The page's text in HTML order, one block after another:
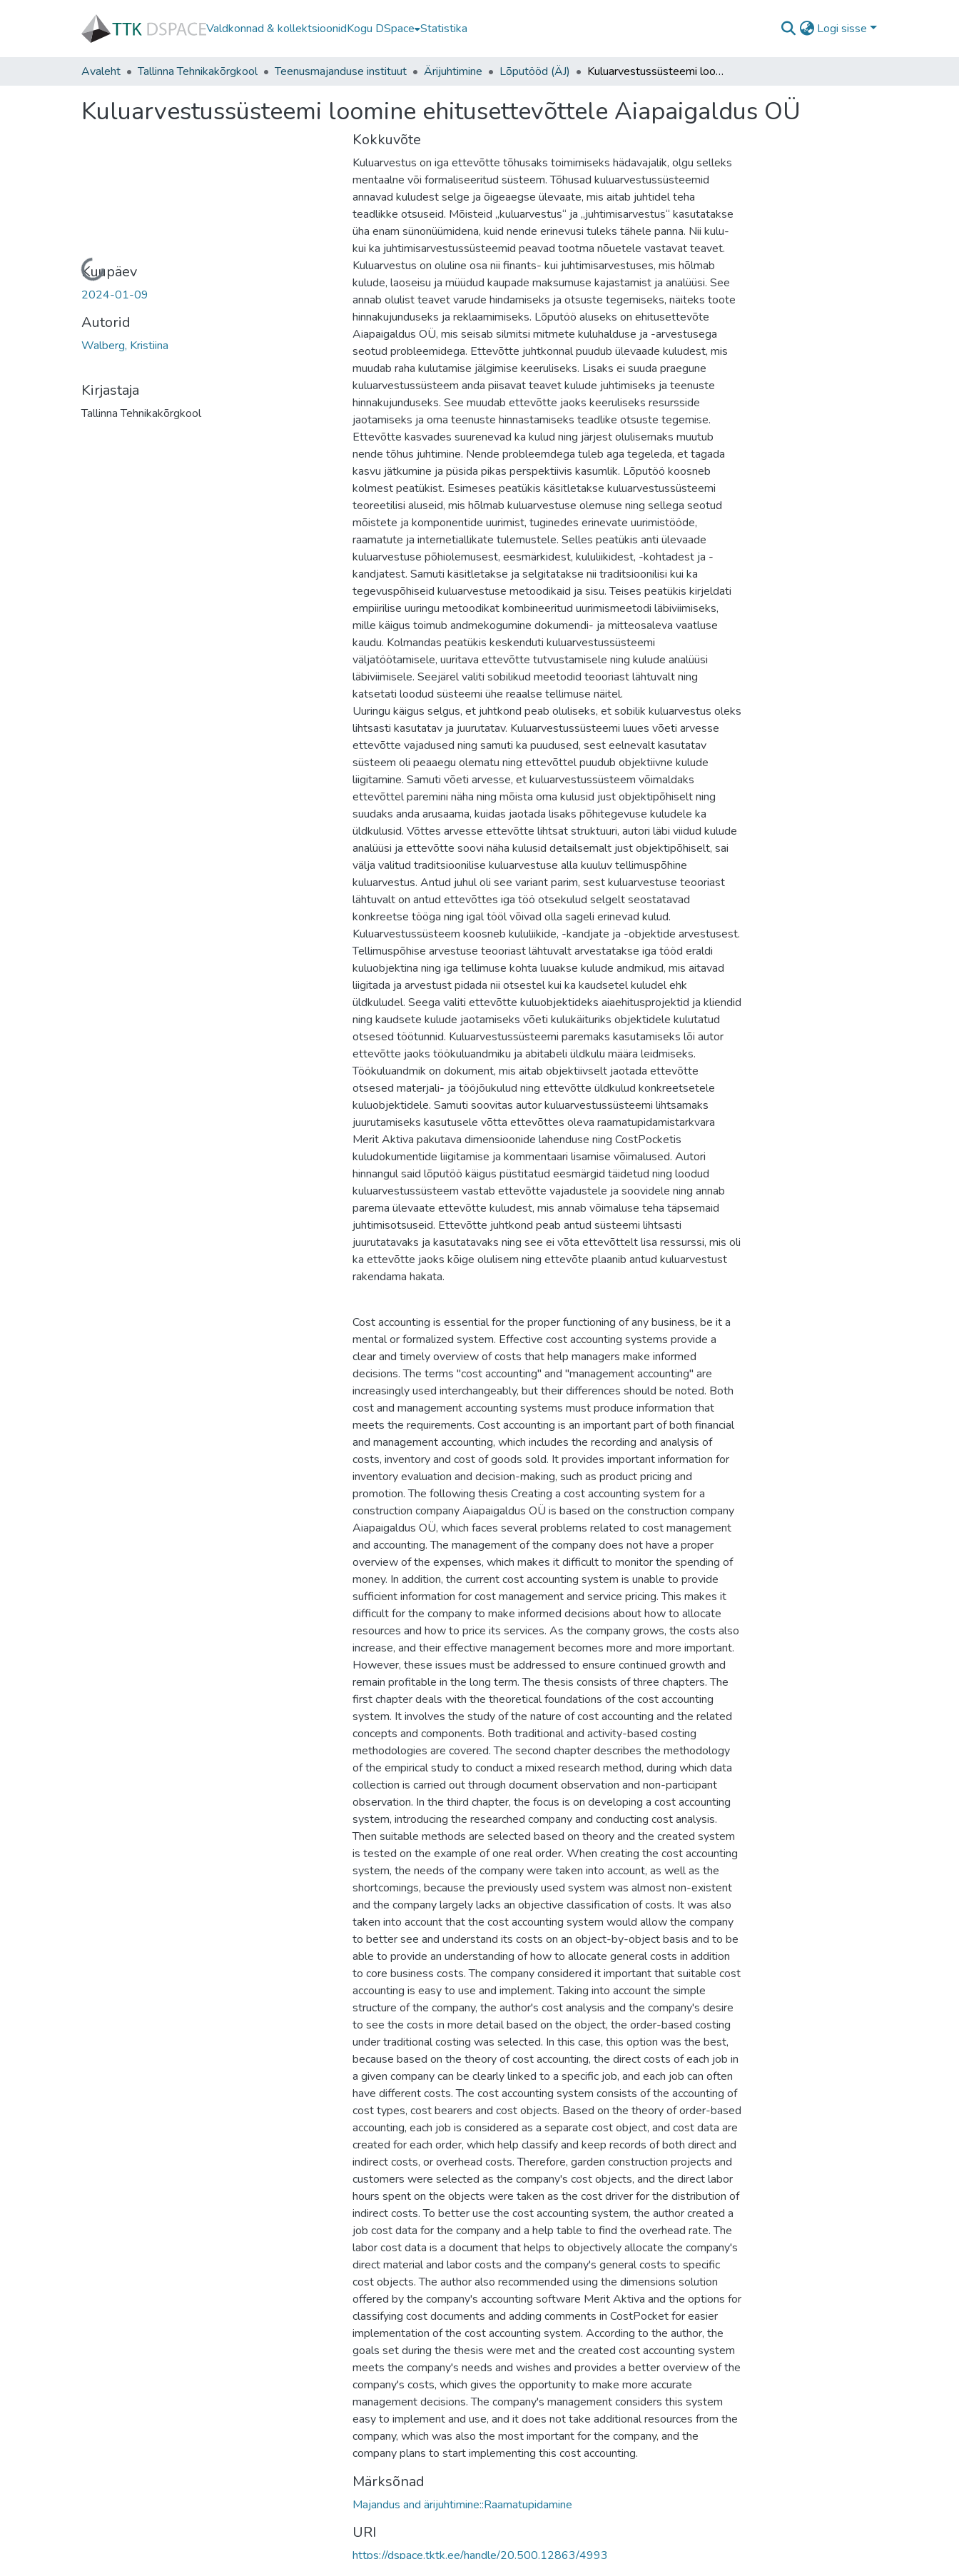
Valdkonnad & kollektsioonidKogu DSpace Statistika Logi sisse
Avaleht Tallinna Tehnikakõrgkool Teenusmajanduse instituut Ärijuhtimine Lõputööd (ÄJ) Kuluarvestussüsteemi loomine ehitusettevõttele Aiapaigaldus OÜ
Kuluarvestussüsteemi loomine ehitusettevõttele Aiapaigaldus OÜ
Laadimine ...
Kuupäev
2024-01-09
Autorid
Walberg, Kristiina
Kirjastaja
Tallinna Tehnikakõrgkool
Kokkuvõte
Kuluarvestus on iga ettevõtte tõhusaks toimimiseks hädavajalik, olgu selleks
mentaalne või formaliseeritud süsteem. Tõhusad kuluarvestussüsteemid
annavad kuludest selge ja õigeaegse ülevaate, mis aitab juhtidel teha
teadlikke otsuseid. Mõisteid „kuluarvestus“ ja „juhtimisarvestus“ kasutatakse
üha enam sünonüümidena, kuid nende erinevusi tuleks tähele panna. Nii kulu-
kui ka juhtimisarvestussüsteemid peavad tootma nõuetele vastavat teavet.
Kuluarvestus on oluline osa nii finants- kui juhtimisarvestuses, mis hõlmab
kulude, laoseisu ja müüdud kaupade maksumuse kajastamist ja analüüsi. See
annab olulist teavet varude hindamiseks ja otsuste tegemiseks, näiteks toote
hinnakujunduseks ja reklaamimiseks. Lõputöö aluseks on ehitusettevõte
Aiapaigaldus OÜ, mis seisab silmitsi mitmete kuluhalduse ja -arvestusega
seotud probleemidega. Ettevõtte juhtkonnal puudub ülevaade kuludest, mis
muudab raha kulutamise jälgimise keeruliseks. Lisaks ei suuda praegune
kuluarvestussüsteem anda piisavat teavet kulude juhtimiseks ja teenuste
hinnakujunduseks. See muudab ettevõtte jaoks keeruliseks resursside
jaotamiseks ja oma teenuste hinnastamiseks teadlike otsuste tegemise.
Ettevõtte kasvades suurenevad ka kulud ning järjest olulisemaks muutub
nende tõhus juhtimine. Nende probleemdega tuleb aga tegeleda, et tagada
kasvu jätkumine ja püsida pikas perspektiivis kasumlik. Lõputöö koosneb
kolmest peatükist. Esimeses peatükis käsitletakse kuluarvestussüsteemi
teoreetilisi aluseid, mis hõlmab kuluarvestuse olemuse ning sellega seotud
mõistete ja komponentide uurimist, tuginedes erinevate uurimistööde,
raamatute ja internetiallikate tulemustele. Selles peatükis anti ülevaade
kuluarvestuse põhiolemusest, eesmärkidest, kululiikidest, -kohtadest ja -
kandjatest. Samuti käsitletakse ja selgitatakse nii traditsioonilisi kui ka
tegevuspõhiseid kuluarvestuse metoodikaid ja sisu. Teises peatükis kirjeldati
empiirilise uuringu metoodikat kombineeritud uurimismeetodi läbiviimiseks,
mille käigus toimub andmekogumine dokumendi- ja mitteosaleva vaatluse
kaudu. Kolmandas peatükis keskenduti kuluarvestussüsteemi
väljatöötamisele, uuritava ettevõtte tutvustamisele ning kulude analüüsi
läbiviimisele. Seejärel valiti sobilikud meetodid teooriast lähtuvalt ning
katsetati loodud süsteemi ühe reaalse tellimuse näitel.
Uuringu käigus selgus, et juhtkond peab oluliseks, et sobilik kuluarvestus oleks
lihtsasti kasutatav ja juurutatav. Kuluarvestussüsteemi luues võeti arvesse
ettevõtte vajadused ning samuti ka puudused, sest eelnevalt kasutatav
süsteem oli peaaegu olematu ning ettevõttel puudub objektiivne kulude
liigitamine. Samuti võeti arvesse, et kuluarvestussüsteem võimaldaks
ettevõttel paremini näha ning mõista oma kulusid just objektipõhiselt ning
suudaks anda arusaama, kuidas jaotada lisaks põhitegevuse kuludele ka
üldkulusid. Võttes arvesse ettevõtte lihtsat struktuuri, autori läbi viidud kulude
analüüsi ja ettevõtte soovi näha kulusid detailsemalt just objektipõhiselt, sai
välja valitud traditsioonilise kuluarvestuse alla kuuluv tellimuspõhine
kuluarvestus. Antud juhul oli see variant parim, sest kuluarvestuse teooriast
lähtuvalt on antud ettevõttes iga töö otsekulud selgelt seostatavad
konkreetse tööga ning igal tööl võivad olla sageli erinevad kulud.
Kuluarvestussüsteem koosneb kululiikide, -kandjate ja -objektide arvestusest.
Tellimuspõhise arvestuse teooriast lähtuvalt arvestatakse iga tööd eraldi
kuluobjektina ning iga tellimuse kohta luuakse kulude andmikud, mis aitavad
liigitada ja arvestust pidada nii otsestel kui ka kaudsetel kuludel ehk
üldkuludel. Seega valiti ettevõtte kuluobjektideks aiaehitusprojektid ja kliendid
ning kaudsete kulude jaotamiseks võeti kulukäituriks objektidele kulutatud
otsesed töötunnid. Kuluarvestussüsteemi paremaks kasutamiseks lõi autor
ettevõtte jaoks töökuluandmiku ja abitabeli üldkulu määra leidmiseks.
Töökuluandmik on dokument, mis aitab objektiivselt jaotada ettevõtte
otsesed materjali- ja tööjõukulud ning ettevõtte üldkulud konkreetsetele
kuluobjektidele. Samuti soovitas autor kuluarvestussüsteemi lihtsamaks
juurutamiseks kasutusele võtta ettevõttes oleva raamatupidamistarkvara
Merit Aktiva pakutava dimensioonide lahenduse ning CostPocketis
kuludokumentide liigitamise ja kommentaari lisamise võimalused. Autori
hinnangul said lõputöö käigus püstitatud eesmärgid täidetud ning loodud
kuluarvestussüsteem vastab ettevõtte vajadustele ja soovidele ning annab
parema ülevaate ettevõtte kuludest, mis annab võimaluse teha täpsemaid
juhtimisotsuseid. Ettevõtte juhtkond peab antud süsteemi lihtsasti
juurutatavaks ja kasutatavaks ning see ei võta ettevõttelt lisa ressurssi, mis oli
ka ettevõtte jaoks kõige olulisem ning ettevõte plaanib antud kuluarvestust
rakendama hakata.
Cost accounting is essential for the proper functioning of any business, be it a
mental or formalized system. Effective cost accounting systems provide a
clear and timely overview of costs that help managers make informed
decisions. The terms "cost accounting" and "management accounting" are
increasingly used interchangeably, but their differences should be noted. Both
cost and management accounting systems must produce information that
meets the requirements. Cost accounting is an important part of both financial
and management accounting, which includes the recording and analysis of
costs, inventory and cost of goods sold. It provides important information for
inventory evaluation and decision-making, such as product pricing and
promotion. The following thesis Creating a cost accounting system for a
construction company Aiapaigaldus OÜ is based on the construction company
Aiapaigaldus OÜ, which faces several problems related to cost management
and accounting. The management of the company does not have a proper
overview of the expenses, which makes it difficult to monitor the spending of
money. In addition, the current cost accounting system is unable to provide
sufficient information for cost management and service pricing. This makes it
difficult for the company to make informed decisions about how to allocate
resources and how to price its services. As the company grows, the costs also
increase, and their effective management becomes more and more important.
However, these issues must be addressed to ensure continued growth and
remain profitable in the long term. The thesis consists of three chapters. The
first chapter deals with the theoretical foundations of the cost accounting
system. It involves the study of the nature of cost accounting and the related
concepts and components. Both traditional and activity-based costing
methodologies are covered. The second chapter describes the methodology
of the empirical study to conduct a mixed research method, during which data
collection is carried out through document observation and non-participant
observation. In the third chapter, the focus is on developing a cost accounting
system, introducing the researched company and conducting cost analysis.
Then suitable methods are selected based on theory and the created system
is tested on the example of one real order. When creating the cost accounting
system, the needs of the company were taken into account, as well as the
shortcomings, because the previously used system was almost non-existent
and the company largely lacks an objective classification of costs. It was also
taken into account that the cost accounting system would allow the company
to better see and understand its costs on an object-by-object basis and to be
able to provide an understanding of how to allocate general costs in addition
to core business costs. The company considered it important that suitable cost
accounting is easy to use and implement. Taking into account the simple
structure of the company, the author's cost analysis and the company's desire
to see the costs in more detail based on the object, the order-based costing
under traditional costing was selected. In this case, this option was the best,
because based on the theory of cost accounting, the direct costs of each job in
a given company can be clearly linked to a specific job, and each job can often
have different costs. The cost accounting system consists of the accounting of
cost types, cost bearers and cost objects. Based on the theory of order-based
accounting, each job is considered as a separate cost object, and cost data are
created for each order, which help classify and keep records of both direct and
indirect costs, or overhead costs. Therefore, garden construction projects and
customers were selected as the company's cost objects, and the direct labor
hours spent on the objects were taken as the cost driver for the distribution of
indirect costs. To better use the cost accounting system, the author created a
job cost data for the company and a help table to find the overhead rate. The
labor cost data is a document that helps to objectively allocate the company's
direct material and labor costs and the company's general costs to specific
cost objects. The author also recommended using the dimensions solution
offered by the company's accounting software Merit Aktiva and the options for
classifying cost documents and adding comments in CostPocket for easier
implementation of the cost accounting system. According to the author, the
goals set during the thesis were met and the created cost accounting system
meets the company's needs and wishes and provides a better overview of the
company's costs, which gives the opportunity to make more accurate
management decisions. The company's management considers this system
easy to implement and use, and it does not take additional resources from the
company, which was also the most important for the company, and the
company plans to start implementing this cost accounting.
Märksõnad
Majandus and ärijuhtimine::Raamatupidamine
URI
https://dspace.tktk.ee/handle/20.500.12863/4993